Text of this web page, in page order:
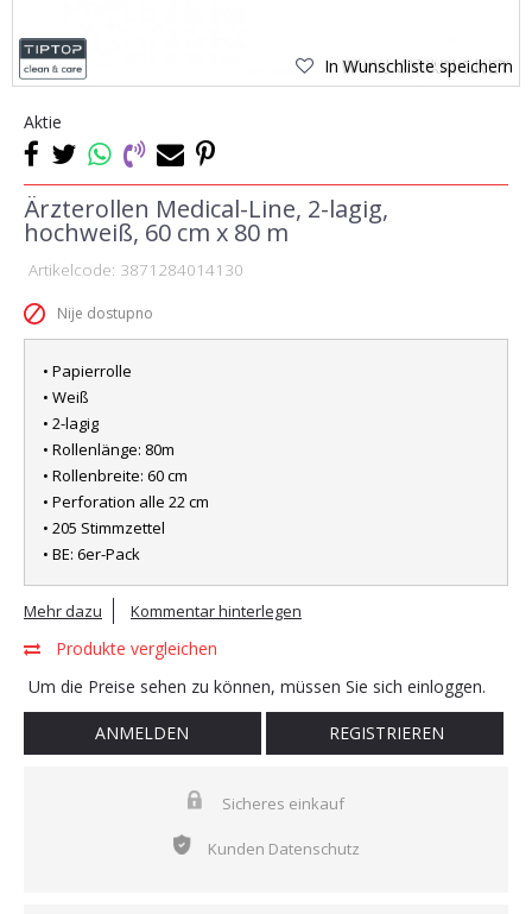
In Wunschliste speichern
Aktie
Ärzterollen Medical-Line, 2-lagig,
hochweiß, 60 cm x 80 m
Artikelcode: 3871284014130
Nije dostupno
• Papierrolle
• Weiß
• 2-lagig
• Rollenlänge: 80m
• Rollenbreite: 60 cm
• Perforation alle 22 cm
• 205 Stimmzettel
• BE: 6er-Pack
Mehr dazu Kommentar hinterlegen
Produkte vergleichen
Um die Preise sehen zu können, müssen Sie sich einloggen.
ANMELDEN REGISTRIEREN
Sicheres einkauf
Kunden Datenschutz